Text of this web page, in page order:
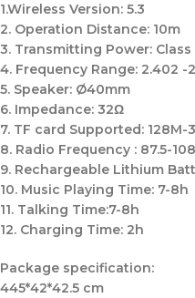
1.Wireless Version: 5.3
2. Operation Distance: 10m
3. Transmitting Power: Class
4. Frequency Range: 2.402 -
5. Speaker: Ø40mm
6. Impedance: 32Ω
7. TF card Supported: 128M-
8. Radio Frequency : 87.5-
9. Rechargeable Lithium
10. Music Playing Time: 7-8h
11. Talking Time:7-8h
12. Charging Time: 2h
Package specification:
445*42*42.5 cm